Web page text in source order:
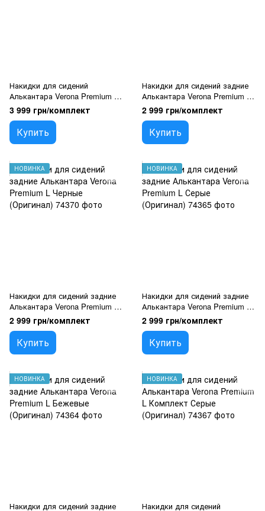
Накидки для сидений
Алькантара Verona Premium L
передние Коричневые 2 шт
(Оригинал)
3 999 грн/комплект
Купить
Накидки для сидений задние
Алькантара Verona Premium L
Коричневые (Оригинал)
2 999 грн/комплект
Купить
НОВИНКА
Накидки для сидений задние
Алькантара Verona Premium L
Черные (Оригинал)
2 999 грн/комплект
Купить
НОВИНКА
Накидки для сидений задние
Алькантара Verona Premium L
Серые (Оригинал)
2 999 грн/комплект
Купить
НОВИНКА
Накидки для сидений задние
НОВИНКА
Накидки для сидений